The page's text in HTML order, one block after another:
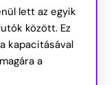
lett az egyik
között. Ez
kapacitásával
a